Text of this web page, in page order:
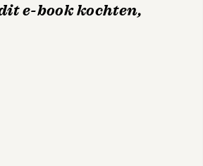
e-book kochten,